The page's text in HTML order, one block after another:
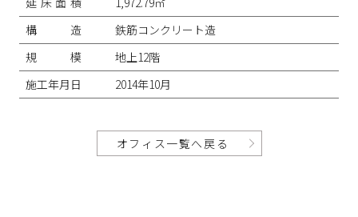
構造
鉄筋コンクリート造
規模
地上12階
施工年月日
2014年10月
オフィス一覧へ戻る